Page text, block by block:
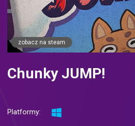
zobacz na steam
Chunky JUMP!
Platformy: